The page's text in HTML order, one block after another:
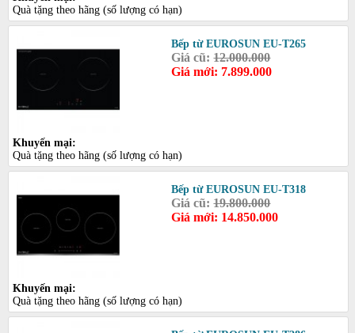
Quà tặng theo hãng (số lượng có hạn)
Bếp từ EUROSUN EU-T265
Giá cũ:12.000.000
Giá mới: 7.899.000
Khuyến mại:
Quà tặng theo hãng (số lượng có hạn)
Bếp từ EUROSUN EU-T318
Giá cũ:19.800.000
Giá mới: 14.850.000
Khuyến mại:
Quà tặng theo hãng (số lượng có hạn)